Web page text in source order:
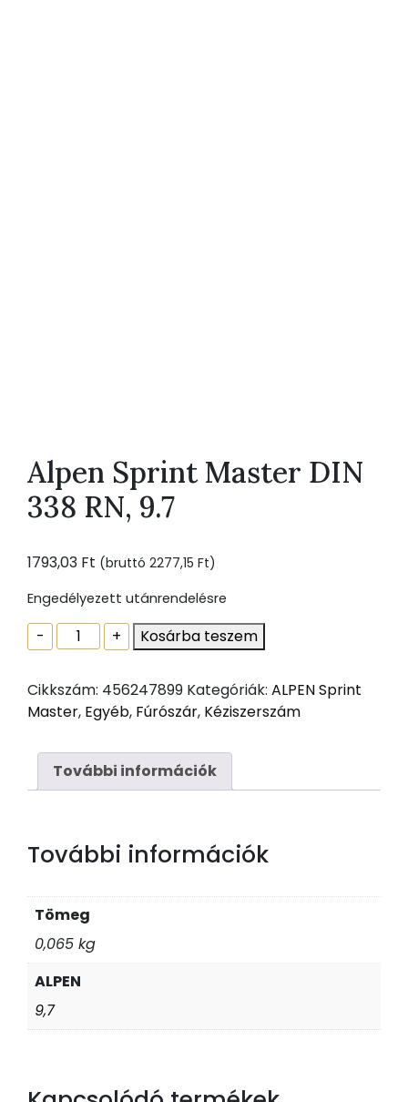
Alpen Sprint Master DIN
338 RN, 9.7
1793,03 Ft (bruttó 2277,15 Ft)
Engedélyezett utánrendelésre
-
Alpen
Sprint
DIN
338
9.7
mennyiség
+ Kosárba teszem
Cikkszám: 456247899 Kategóriák: ALPEN Sprint
Master, Egyéb, Fúrószár, Kéziszerszám
További információk
További információk
Tömeg
0,065 kg
ALPEN
9,7